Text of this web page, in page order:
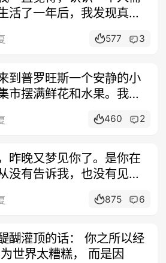
活了一年后，我发现真正
577 3
到普罗旺斯一个安静的小
市摆满鲜花和水果。我正
460 2
昨晚又梦见你了。是你在
没有告诉我，也没有见你
875 6
醐灌顶的话： ​你之所以经
世界太糟糕， 而是因